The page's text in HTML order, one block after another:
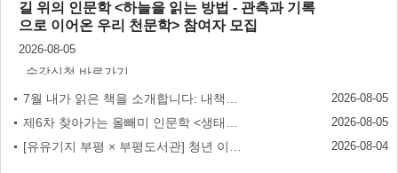
길 위의 인문학 <하늘을 읽는 방법 - 관측과 기록
으로 이어온 우리 천문학> 참여자 모집
2026-08-05
수강신청 바로가기...
7월 내가 읽은 책을 소개합니다: 내책소 당첨 안내
2026-08-05
제6차 찾아가는 올빼미 인문학 <생태심리학자와 함께하는 우주 산책> 참여자 모집 2026-08-05
[유유기지 부평 × 부평도서관] 청년 이야기 제작소_AI 그림책 제작편 신청 안내 2026-08-04